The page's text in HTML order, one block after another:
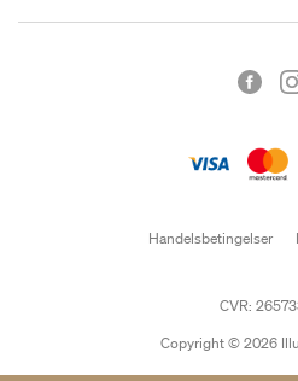
Handelsbetingelser
CVR:
Copyright © 2026